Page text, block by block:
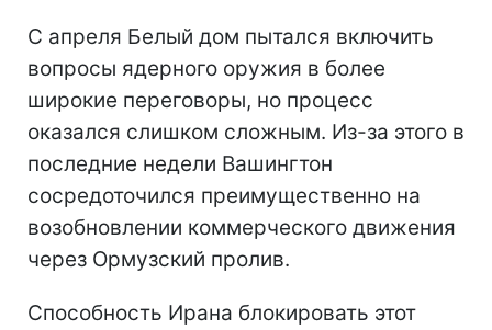
С апреля Белый дом пытался включить
вопросы ядерного оружия в более
широкие переговоры, но процесс
оказался слишком сложным. Из-за этого в
последние недели Вашингтон
сосредоточился преимущественно на
возобновлении коммерческого движения
через Ормузский пролив.
Способность Ирана блокировать этот